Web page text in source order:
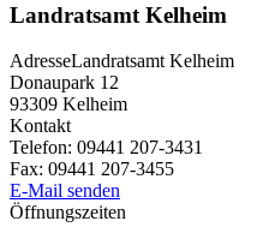
Landratsamt Kelheim
AdresseLandratsamt Kelheim
Donaupark 12
93309 Kelheim
Kontakt
Telefon: 09441 207-3431
Fax: 09441 207-3455
E-Mail senden
Öffnungszeiten